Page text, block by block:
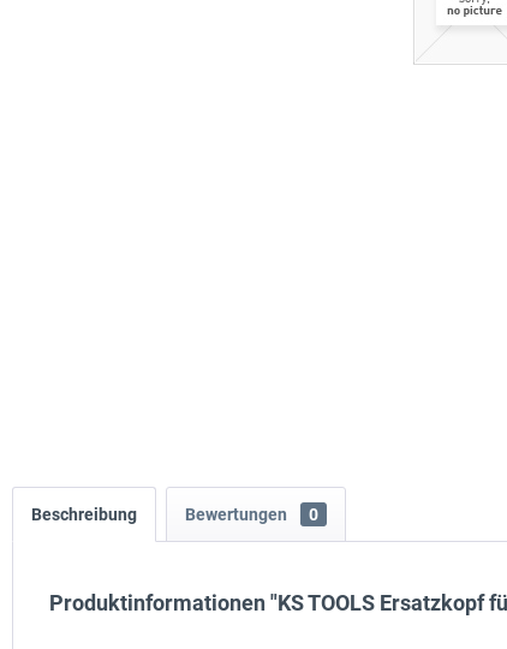
Beschreibung Bewertungen 0
Produktinformationen "KS TOOLS Ersatzkopf